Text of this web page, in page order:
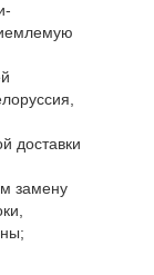
доставки
замену